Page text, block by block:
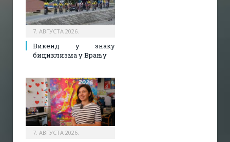
7. АВГУСТА 2026.
Викенд у знаку
бициклизма у Врању
7. АВГУСТА 2026.